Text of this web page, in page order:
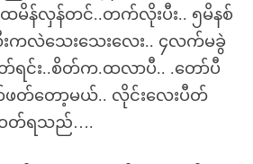
န်လှန်တင်..တက်လိုးပီး.. ၅မိနစ်
ကလဲသေးသေးလေး.. ၄လက်မခွဲ
ရင်း..စိတ်က.ထလာပီ.. .တော်ပီ
တ်တော့မယ်.. လိုင်းလေးပီတ်
င်ဝတ်ရသည်….